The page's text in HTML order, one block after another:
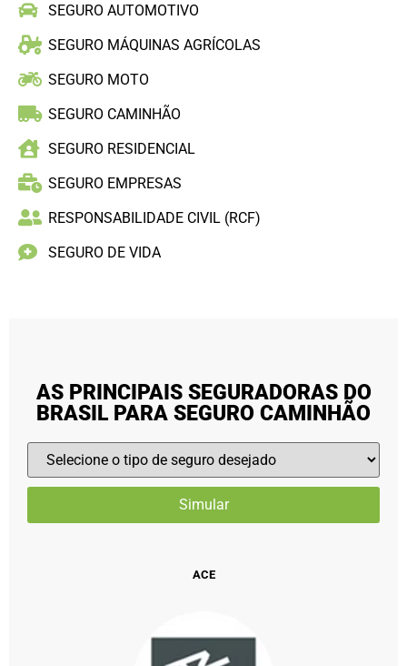
SEGURO AUTOMOTIVO
SEGURO MÁQUINAS AGRÍCOLAS
SEGURO MOTO
SEGURO CAMINHÃO
SEGURO RESIDENCIAL
SEGURO EMPRESAS
RESPONSABILIDADE CIVIL (RCF)
SEGURO DE VIDA
AS PRINCIPAIS SEGURADORAS DO
BRASIL PARA SEGURO CAMINHÃO
ACE